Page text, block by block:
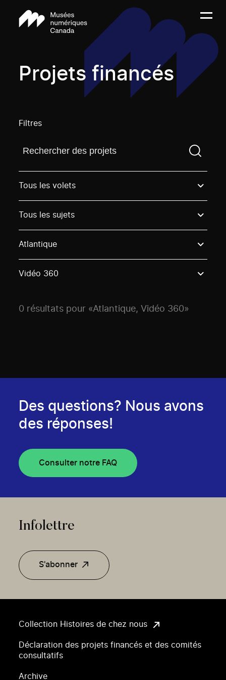
Projets financés
Filtres
Trouvez un projetVous devez saisir un terme de
Tous les volets
Tous les sujets
Atlantique
Vidéo 360
0 résultats pour «Atlantique, Vidéo 360»
Collection Histoires de chez nous
Déclaration des projets financés et des comités
consultatifs
Archive
Des questions? Nous avons
des réponses!
Consulter notre FAQ
Infolettre
S'abonner